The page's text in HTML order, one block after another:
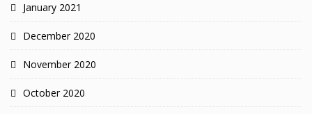
January 2021
December 2020
November 2020
October 2020